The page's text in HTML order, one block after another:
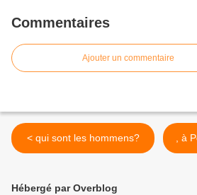
Commentaires
Ajouter un commentaire
< qui sont les hommens?
Hébergé par Overblog